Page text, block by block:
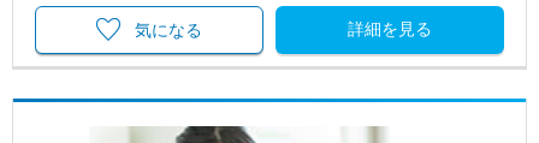
詳細を見る
気になる